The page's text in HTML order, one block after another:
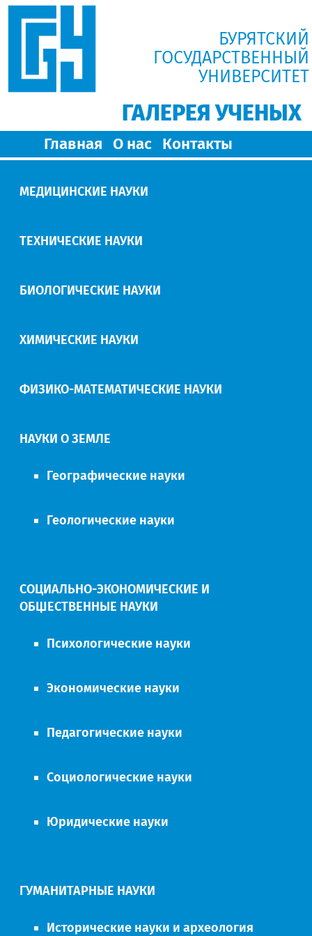
БУРЯТСКИЙ
ГОСУДАРСТВЕННЫЙ
УНИВЕРСИТЕТ
ГАЛЕРЕЯ УЧЕНЫХ
Главная О нас Контакты
МЕДИЦИНСКИЕ НАУКИ
ТЕХНИЧЕСКИЕ НАУКИ
БИОЛОГИЧЕСКИЕ НАУКИ
ХИМИЧЕСКИЕ НАУКИ
ФИЗИКО-МАТЕМАТИЧЕСКИЕ НАУКИ
НАУКИ О ЗЕМЛЕ
Географические науки
Геологические науки
СОЦИАЛЬНО-ЭКОНОМИЧЕСКИЕ И
ОБЩЕСТВЕННЫЕ НАУКИ
Психологические науки
Экономические науки
Педагогические науки
Социологические науки
Юридические науки
ГУМАНИТАРНЫЕ НАУКИ
Исторические науки и археология